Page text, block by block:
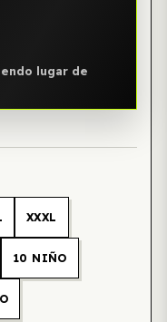
lugar de
XXXL
10 NIÑO